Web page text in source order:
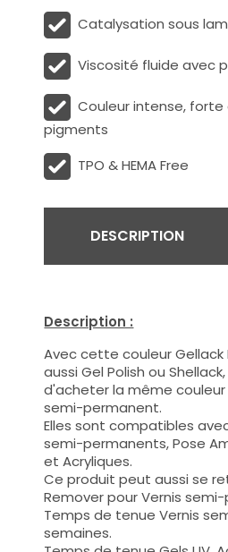
Catalysation sous
Viscosité fluide avec
Couleur intense,
pigments
TPO & HEMA Free
DESCRIPTION
Description :
Avec cette couleur Gellack
aussi Gel Polish ou
d'acheter la même couleur
semi-permanent.
Elles sont compatibles
semi-permanents, Pose
et Acryliques.
Ce produit peut aussi se
Remover pour Vernis
Temps de tenue Vernis
semaines.